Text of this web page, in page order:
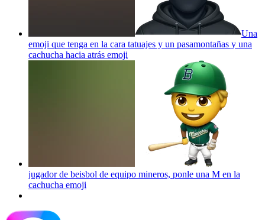
Una
emoji que tenga en la cara tatuajes y un pasamontañas y una
cachucha hacia atrás emoji
jugador de beisbol de equipo mineros, ponle una M en la
cachucha emoji